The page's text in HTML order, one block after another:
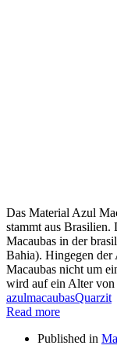
Das Material Azul
stammt aus Brasilien.
Macaubas in der
Bahia). Hingegen der
Macaubas nicht um
wird auf ein Alter
azulmacaubasQuarzit
Read more
Published in